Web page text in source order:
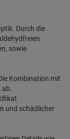
Durch die
sowie
Kombination mit
ab.
und schädlicher